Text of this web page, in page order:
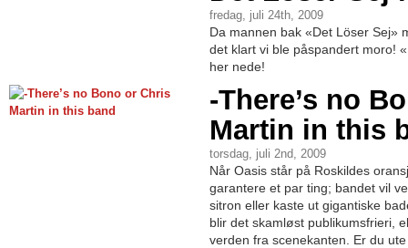
fredag, juli 24th, 2009
Da mannen bak «Det Löser Sej»
det klart vi ble påspandert moro!
her nede!
-There’s no
Martin in this
torsdag, juli 2nd, 2009
Når Oasis står på Roskildes
garantere et par ting; bandet vil
sitron eller kaste ut gigantiske
blir det skamløst publikumsfrieri,
verden fra scenekanten. Er du